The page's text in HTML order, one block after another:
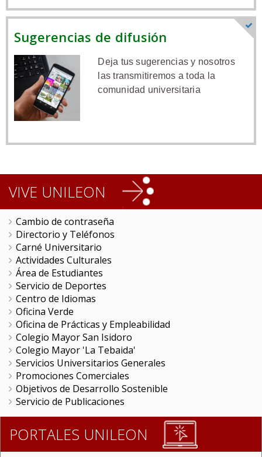
Sugerencias de difusión
Deja tus sugerencias y nosotros
las transmitiremos a toda la
comunidad universitaria
VIVE UNILEON
Cambio de contraseña
Directorio y Teléfonos
Carné Universitario
Actividades Culturales
Área de Estudiantes
Servicio de Deportes
Centro de Idiomas
Oficina Verde
Oficina de Prácticas y Empleabilidad
Colegio Mayor San Isidoro
Colegio Mayor 'La Tebaida'
Servicios Universitarios Generales
Promociones Comerciales
Objetivos de Desarrollo Sostenible
Servicio de Publicaciones
PORTALES UNILEON